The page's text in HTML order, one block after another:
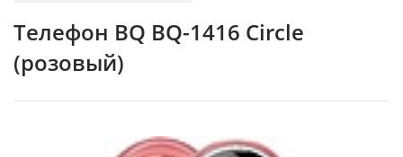
Телефон BQ BQ-1416 Circle
(розовый)